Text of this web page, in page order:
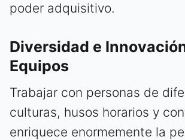
poder adquisitivo.
Diversidad e
Equipos
Trabajar con personas de
culturas, husos horarios y
enriquece enormemente la